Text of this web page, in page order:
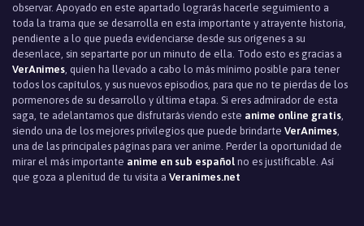
observar. Apoyado en este apartado lograrás hacerle seguimiento a
toda la trama que se desarrolla en esta importante y atrayente historia,
pendiente a lo que pueda evidenciarse desde sus orígenes a su
desenlace, sin separtarte por un minuto de ella. Todo esto es gracias a
VerAnimes , quien ha llevado a cabo lo más mínimo posible para tener
todos los capítulos, y sus nuevos episodios, para que no te pierdas de los
pormenores de su desarrollo y última etapa. Si eres admirador de esta
saga, te adelantamos que disfrutarás viendo este anime online gratis
siendo una de los mejores privilegios que puede brindarte VerAnimes
una de las principales páginas para ver anime. Perder la oportunidad de
mirar el más importante anime en sub español no es justificable. Así
que goza a plenitud de tu visita a Veranimes.net